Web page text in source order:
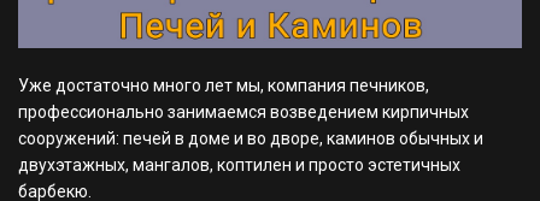
Уже достаточно много лет мы, компания печников,
профессионально занимаемся возведением кирпичных
сооружений: печей в доме и во дворе, каминов обычных и
двухэтажных, мангалов, коптилен и просто эстетичных
барбекю.